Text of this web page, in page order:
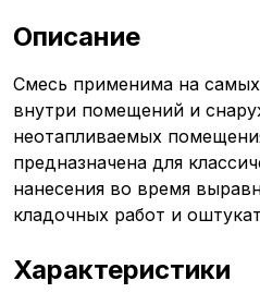
Описание
Смесь применима на
внутри помещений и
неотапливаемых
предназначена для
нанесения во время
кладочных работ и
Характеристики